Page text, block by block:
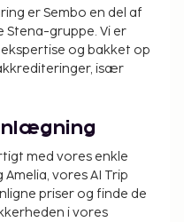
er Sembo en del af
gruppe. Vi er
og bakket op
især
med vores enkle
vores AI Trip
priser og finde de
i vores